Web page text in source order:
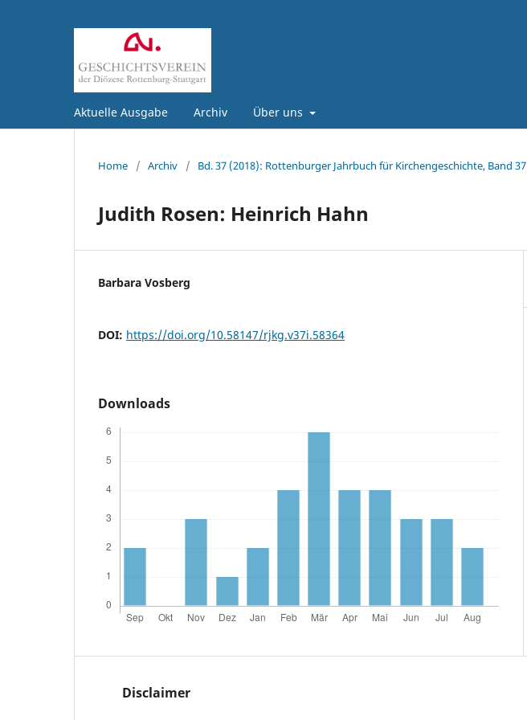
Aktuelle Ausgabe Archiv Über uns
Home / Archiv / Bd. 37 (2018): Rottenburger Jahrbuch für Kirchengeschichte, Band 37
Judith Rosen: Heinrich Hahn
Barbara Vosberg
DOI: https://doi.org/10.58147/rjkg.v37i.58364
Downloads
Disclaimer